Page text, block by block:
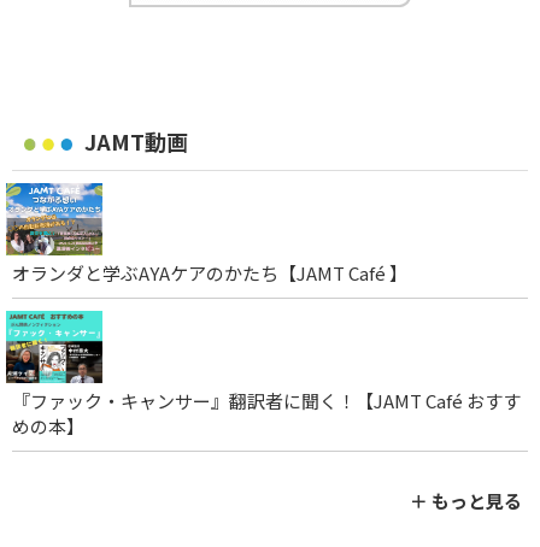
JAMT動画
オランダと学ぶAYAケアのかたち【JAMT Café 】
『ファック・キャンサー』翻訳者に聞く！【JAMT Café おすす
めの本】
＋ もっと見る